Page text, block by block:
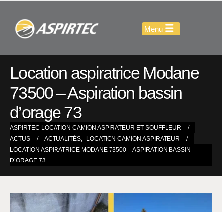
Location aspiratrice Modane
73500 – Aspiration bassin
d’orage 73
ASPIRTEC LOCATION CAMION ASPIRATEUR ET SOUFFLEUR
ACTUS
ACTUALITÉS,
LOCATION CAMION ASPIRATEUR
LOCATION ASPIRATRICE MODANE 73500 – ASPIRATION BASSIN
D’ORAGE 73